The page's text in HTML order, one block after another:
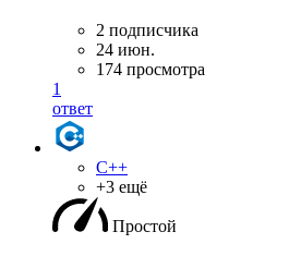
2 подписчика
24 июн.
174 просмотра
1
ответ
C++
+3 ещё
Простой